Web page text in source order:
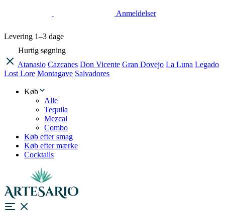
Anmeldelser
Levering 1–3 dage
Hurtig søgning
Atanasio Cazcanes Don Vicente Gran Dovejo La Luna Legado
Lost Lore Montagave Salvadores
Køb
Alle
Tequila
Mezcal
Combo
Køb efter smag
Køb efter mærke
Cocktails